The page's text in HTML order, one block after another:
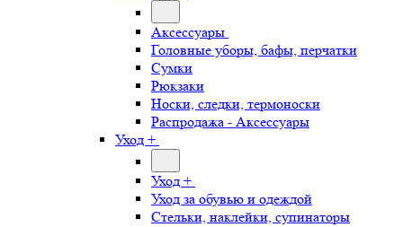
Аксессуары
Головные уборы, бафы, перчатки
Сумки
Рюкзаки
Носки, следки, термоноски
Распродажа - Аксессуары
Уход +
Уход +
Уход за обувью и одеждой
Стельки, наклейки, супинаторы